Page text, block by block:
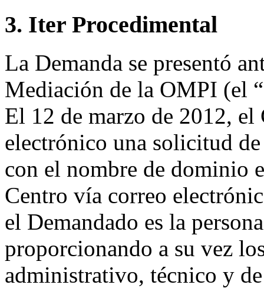
3. Iter Procedimental
La Demanda se presentó
Mediación de la OMPI (el
El 12 de marzo de 2012,
electrónico una solicitud
con el nombre de dominio
Centro vía correo
el Demandado es la
proporcionando a su vez
administrativo, técnico y